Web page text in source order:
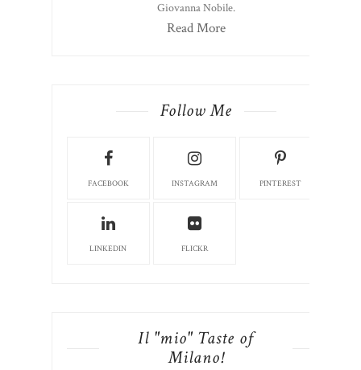
Giovanna Nobile.
Read More
Follow Me
FACEBOOK INSTAGRAM PINTEREST
LINKEDIN FLICKR
Il "mio" Taste of
Milano!